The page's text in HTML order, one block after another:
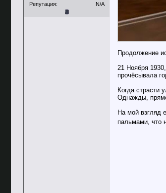
Репутация:
N/A
Продолжение
21 Ноября
прочёсывала
Когда страсти
Однажды,
На мой взгляд
пальмами, что